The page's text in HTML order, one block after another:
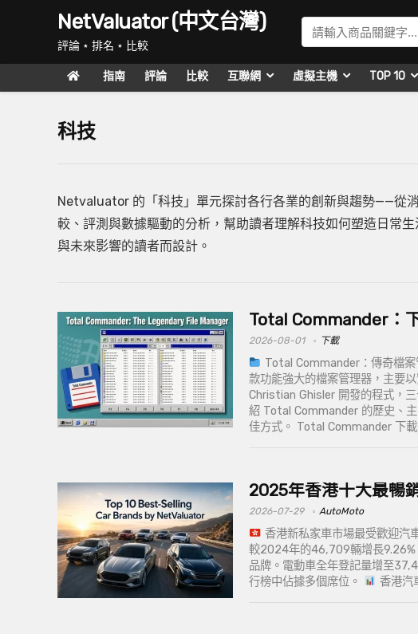
NetValuator (中文台灣)
評論 ⋆ 排名 ⋆ 比較
指南 評論 比較 互聯網 虛擬主機 TOP 10
科技
Netvaluator 的「科技」單元探討各行各業的創新與趨勢——從
較、評測與數據驅動的分析，幫助讀者理解科技如何塑造日常
與未來影響的讀者而設計。
Total Commander：
2026-08-01 下載
Total Commander：傳奇檔
款功能強大的檔案管理器，主要
Christian Ghisler 開發的程式，
紹 Total Commander 的歷史、
佳方式。 Total Commander 下
2025年香港十大最暢
2026-07-29 AutoMoto
香港新私家車市場最受歡迎汽
較2024年的46,709輛增長9.26%
品牌。電動車全年登記量增至
行榜中佔據多個席位。
香港汽